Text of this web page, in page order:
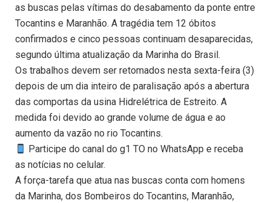
as buscas pelas vítimas do desabamento da ponte entre
Tocantins e Maranhão. A tragédia tem 12 óbitos
confirmados e cinco pessoas continuam desaparecidas,
segundo última atualização da Marinha do Brasil.
Os trabalhos devem ser retomados nesta sexta-feira (3)
depois de um dia inteiro de paralisação após a abertura
das comportas da usina Hidrelétrica de Estreito. A
medida foi devido ao grande volume de água e ao
aumento da vazão no rio Tocantins.
Participe do canal do g1 TO no WhatsApp e receba
as notícias no celular.
A força-tarefa que atua nas buscas conta com homens
da Marinha, dos Bombeiros do Tocantins, Maranhão,